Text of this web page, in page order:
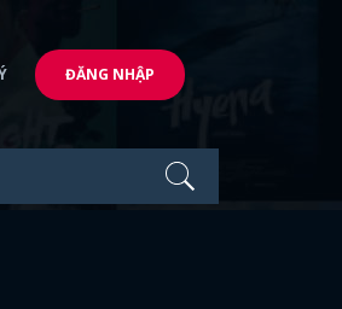
ĐĂNG NHẬP